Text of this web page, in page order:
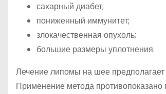
сахарный диабет;
пониженный иммунитет;
злокачественная опухоль;
большие размеры уплотнения.
Лечение липомы на шее предполагает
Применение метода противопоказано